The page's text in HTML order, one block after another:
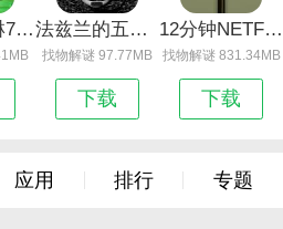
恐怖冰淇淋7内置作弊菜单 法兹兰的五夜后宫
找物解谜 97.77MB
下载
12分钟NETFLIX
找物解谜 831.34MB
下载
应用 排行 专题